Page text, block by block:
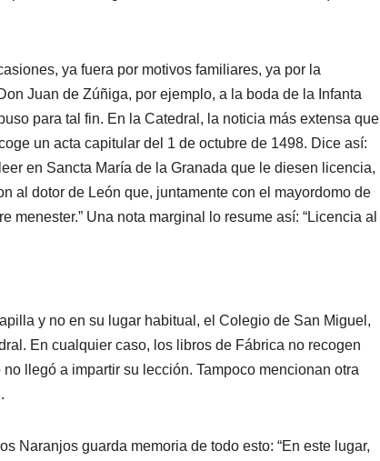
ya fuera por motivos familiares, ya por la
Juan de Zúñiga, por ejemplo, a la boda de la Infanta
para tal fin. En la Catedral, la noticia más extensa que
un acta capitular del 1 de octubre de 1498. Dice así:
en Sancta María de la Granada que le diesen licencia,
al dotor de León que, juntamente con el mayordomo de
menester.” Una nota marginal lo resume así: “Licencia al
y no en su lugar habitual, el Colegio de San Miguel,
En cualquier caso, los libros de Fábrica no recogen
llegó a impartir su lección. Tampoco mencionan otra
Naranjos guarda memoria de todo esto: “En este lugar,